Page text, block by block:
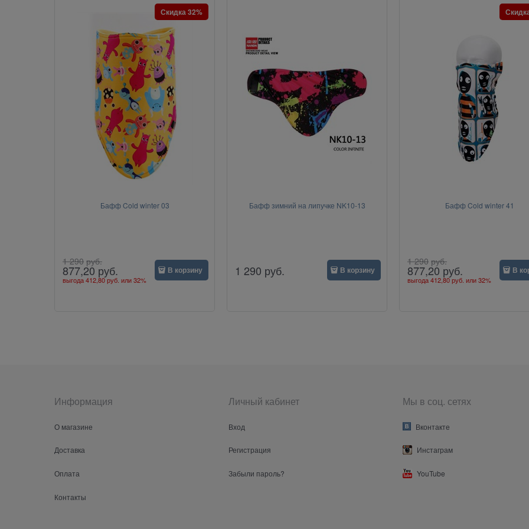
Бафф Cold winter 03
Скидка 32%
1 290 руб.
877,20 руб.
выгода412,80 руб. или32%
В корзину
Бафф зимний на липучке NK10-13
1 290 руб. В корзину
Бафф Cold winter 41
1 290 руб.
877,20 руб.
выгода412,80 руб. или32%
В
Информация
О магазине
Доставка
Оплата
Контакты
Личный кабинет
Вход
Регистрация
Забыли пароль?
Мы в соц. сетях
Вконтакте
Инстаграм
YouTube